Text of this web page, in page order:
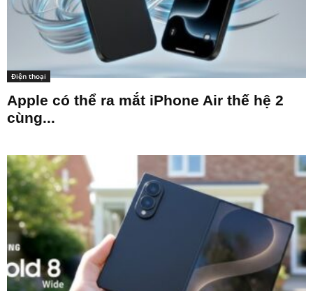
Điện thoại
Apple có thể ra mắt iPhone Air thế hệ 2
cùng...